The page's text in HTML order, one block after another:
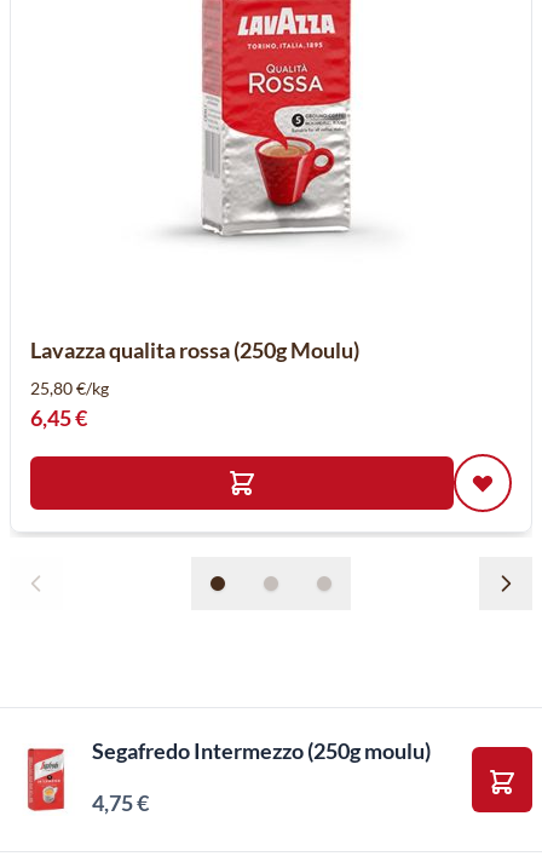
Lavazza qualita rossa (250g Moulu)
25,80 €/kg
6,45 €
Segafredo Intermezzo (250g moulu)
4,75 €